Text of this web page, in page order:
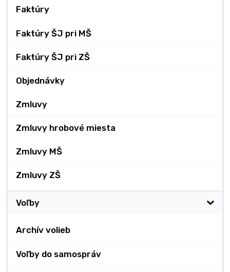
Faktúry
Faktúry ŠJ pri MŠ
Faktúry ŠJ pri ZŠ
Objednávky
Zmluvy
Zmluvy hrobové miesta
Zmluvy MŠ
Zmluvy ZŠ
Voľby
Archív volieb
Voľby do samospráv